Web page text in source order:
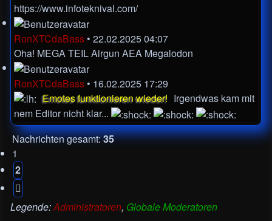
https://www.infoteknival.com/
RonXTCdaBass • 22.02.2025 04:07
Oha! MEGA TEILAirgun AEA Megalodon
RonXTCdaBass • 16.02.2025 17:29
Emotes funktionieren wieder! Irgendwas kam mit
nem Editor nicht klar...
Nachrichten gesamt:35
1
2
Legende:Administratoren, Globale Moderatoren